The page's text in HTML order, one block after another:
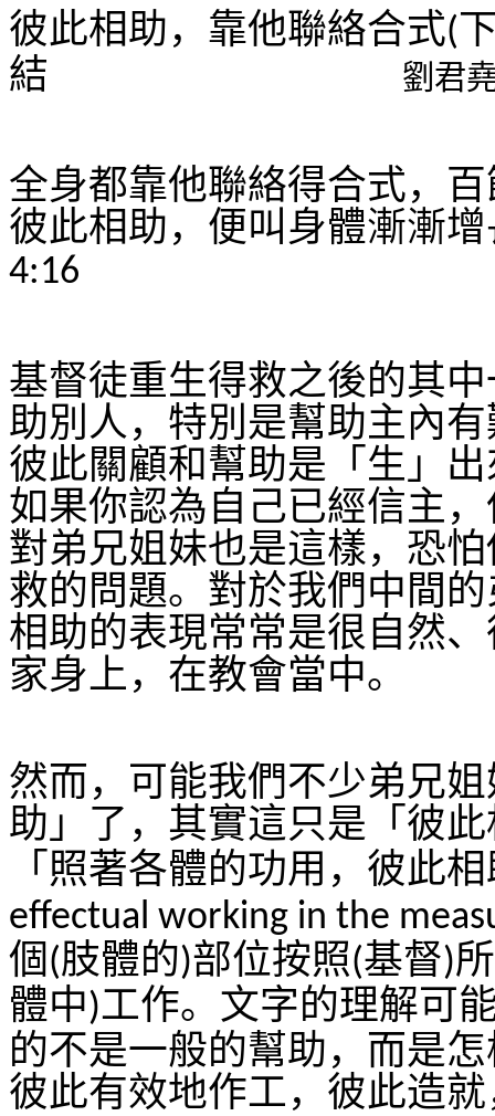
彼此相助，靠他聯絡合式(
結
劉君
全身都靠他聯絡得合式，
彼此相助，便叫身體漸漸
4:16
基督徒重生得救之後的其
助別人，特別是幫助主內
彼此關顧和幫助是「生」
如果你認為自己已經信主
對弟兄姐妹也是這樣，恐
救的問題。對於我們中間
相助的表現常常是很自然
家身上，在教會當中。
然而，可能我們不少弟兄
助」了，其實這只是「彼
「照著各體的功用，彼此
effectual working in the
個(肢體的)部位按照(基督)
體中)工作。文字的理解可
的不是一般的幫助，而是
彼此有效地作工，彼此造